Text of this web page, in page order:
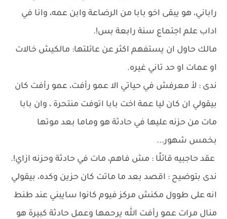
راباني، هو يبقى اخو بابا من الرضاعة وابن عمه، وانا في
اداب علم اجتماع سنة رابعة بس!.
مالك حاول ان يستفهم اكثر عن عائلتها: مالكيش خالات
او عمات او حد تاني غيره.
ندى : لأ معرفش في حياتي الا عمو رأفت، عمو رأفت كان
بيقولي ان كان ليا عمة اخت بابا اتوفت منتحرة ، وان بابا
مات من حزنه عليها في حادثة هو وماما بعد موتها
بخمس شهور...
عقد حاجبيه قائلًا : مش فاهم، مات في حادثة وحزنه ازاي!.
ندى بتوضيح : اقصد بعد ما ماتت كان حزين وكده، بيقولي
انه على طوول مكنش مركز فيوم كانوا سايبني عند طنط
منال مرات عمو رأفت الله يرحمها وعمل حادثة كبيرة هو